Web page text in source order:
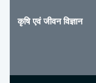
कृषि एवं जीवन विज्ञान